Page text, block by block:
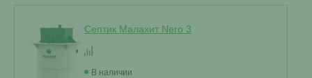
Септик Малахит Nero 3
В наличии